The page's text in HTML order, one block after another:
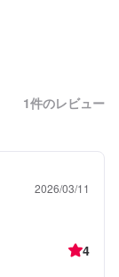
1件のレビュー
2026/03/11
4